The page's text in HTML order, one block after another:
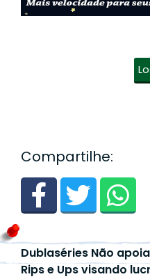
Compartilhe:
Dublaséries Não
Rips e Ups visando